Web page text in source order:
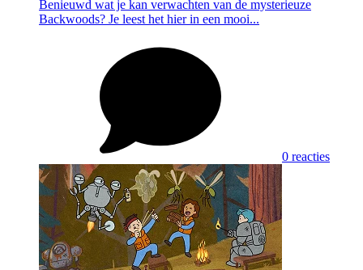
Benieuwd wat je kan verwachten van de mysterieuze
Backwoods? Je leest het hier in een mooi...
0 reacties